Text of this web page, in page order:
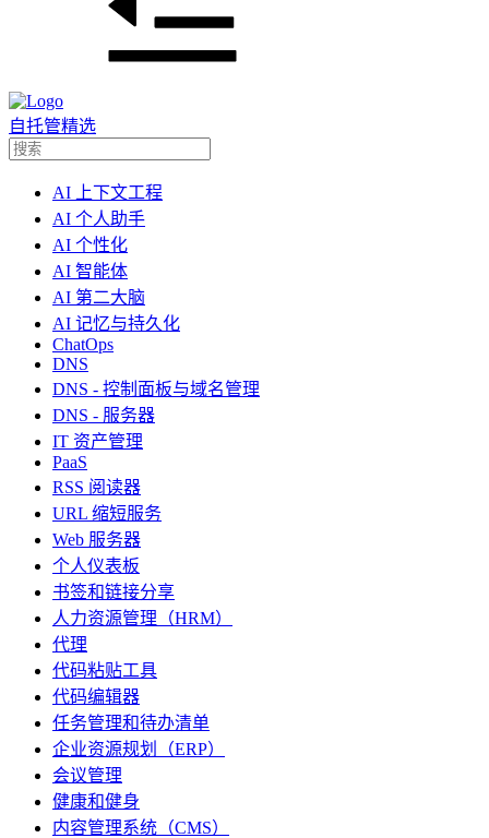
自托管精选
AI 上下文工程
AI 个人助手
AI 个性化
AI 智能体
AI 第二大脑
AI 记忆与持久化
ChatOps
DNS
DNS - 控制面板与域名管理
DNS - 服务器
IT 资产管理
PaaS
RSS 阅读器
URL 缩短服务
Web 服务器
个人仪表板
书签和链接分享
人力资源管理（HRM）
代理
代码粘贴工具
代码编辑器
任务管理和待办清单
企业资源规划（ERP）
会议管理
健康和健身
内容管理系统（CMS）